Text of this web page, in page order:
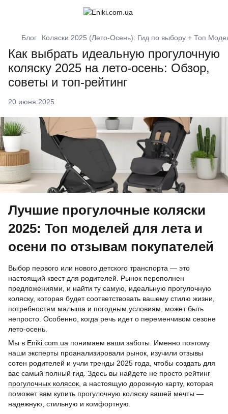
Блог Коляски 2025 (Лето-Осень): Гид по выбору + Топ
Как выбрать идеальную прогулочную
коляску 2025 на лето-осень: Обзор,
советы и топ-рейтинг
20 июня 2025
Лучшие прогулочные коляски
2025: Топ моделей для лета и
осени по отзывам покупателей
Выбор первого или нового детского транспорта — это
настоящий квест для родителей. Рынок переполнен
предложениями, и найти ту самую, идеальную прогулочную
коляску, которая будет соответствовать вашему стилю жизни,
потребностям малыша и погодным условиям, может быть
непросто. Особенно, когда речь идет о переменчивом сезоне
лето-осень.
Мы в Eniki.com.ua понимаем ваши заботы. Именно поэтому
наши эксперты проанализировали рынок, изучили отзывы
сотен родителей и учли тренды 2025 года, чтобы создать для
вас самый полный гид. Здесь вы найдете не просто рейтинг
прогулочных колясок, а настоящую дорожную карту, которая
поможет вам купить прогулочную коляску вашей мечты —
надежную, стильную и комфортную.